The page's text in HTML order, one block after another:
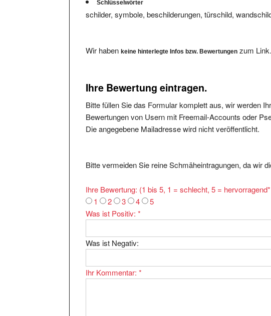
Schlüsselwörter
schilder, symbole, beschilderungen, türschild,
Wir habenkeine hinterlegte Infos bzw. Bewertungen zum Link.
Ihre Bewertung eintragen.
Bitte füllen Sie das Formular komplett aus, wir werden
Bewertungen von Usern mit Freemail-Accounts oder
Die angegebene Mailadresse wird nicht veröffentlicht.
Bitte vermeiden Sie reine Schmäheintragungen, da wir
Ihre Bewertung: (1 bis 5, 1 = schlecht, 5 = hervorragend*
1
2 3 4
5
Was ist Positiv:*
Was ist Negativ:
Ihr Kommentar:*